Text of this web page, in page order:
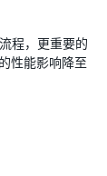
程，更重要的
性能影响降至